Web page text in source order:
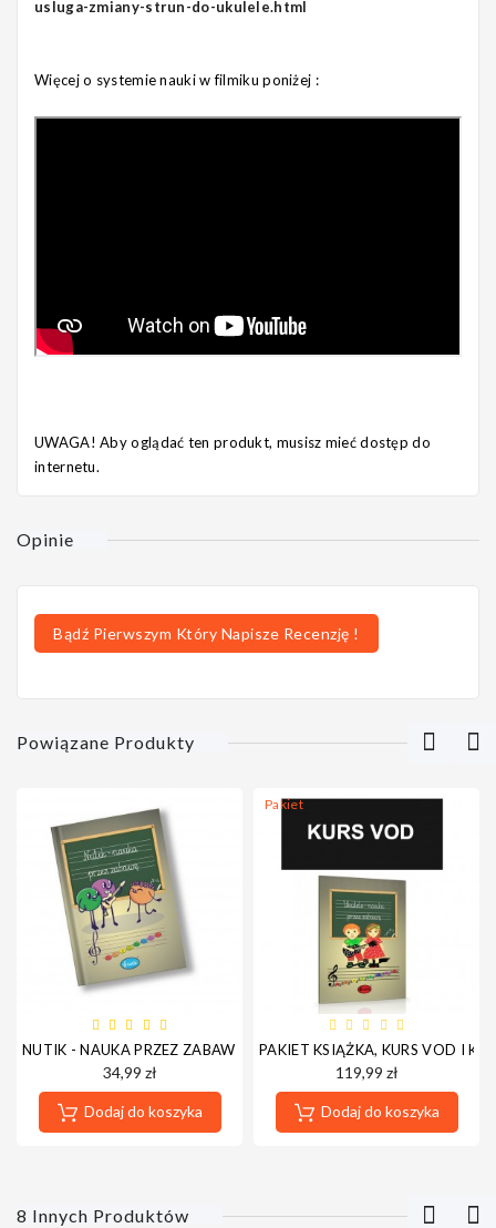
usluga-zmiany-strun-do-ukulele.html
Więcej o systemie nauki w filmiku poniżej :
UWAGA! Aby oglądać ten produkt, musisz mieć dostęp do
internetu.
Opinie
Bądź Pierwszym Który Napisze Recenzję !
Powiązane Produkty
NUTIK - NAUKA PRZEZ ZABAWĘ - KSIĄŻKA
34,99 zł
Dodaj do koszyka
Pakiet
PAKIET KSIĄŻKA, KURS VOD I
119,99 zł
Dodaj do koszyka
8 Innych Produktów